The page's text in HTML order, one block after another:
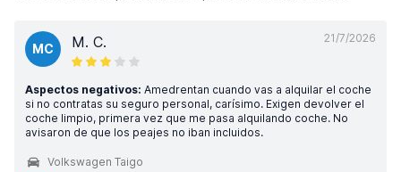
21/7/2026
MC M. C.
Aspectos negativos: Amedrentan cuando vas a alquilar el coche
si no contratas su seguro personal, carísimo. Exigen devolver el
coche limpio, primera vez que me pasa alquilando coche. No
avisaron de que los peajes no iban incluidos.
Volkswagen Taigo